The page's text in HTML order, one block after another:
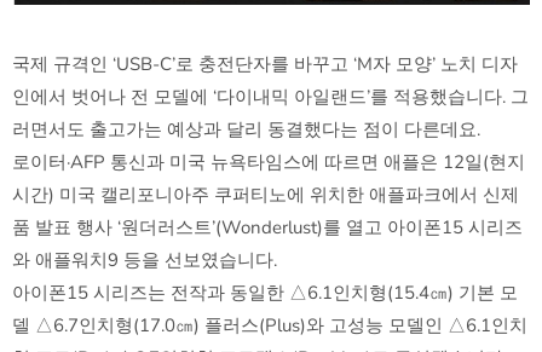
국제 규격인 ‘USB-C’로 충전단자를 바꾸고 ‘M자 모양’ 노치 디자
인에서 벗어나 전 모델에 ‘다이내믹 아일랜드’를 적용했습니다. 그
러면서도 출고가는 예상과 달리 동결했다는 점이 다른데요.
로이터·AFP 통신과 미국 뉴욕타임스에 따르면 애플은 12일(현지
시간) 미국 캘리포니아주 쿠퍼티노에 위치한 애플파크에서 신제
품 발표 행사 ‘원더러스트’(Wonderlust)를 열고 아이폰15 시리즈
와 애플워치9 등을 선보였습니다.
아이폰15 시리즈는 전작과 동일한 △6.1인치형(15.4㎝) 기본 모
델 △6.7인치형(17.0㎝) 플러스(Plus)와 고성능 모델인 △6.1인치